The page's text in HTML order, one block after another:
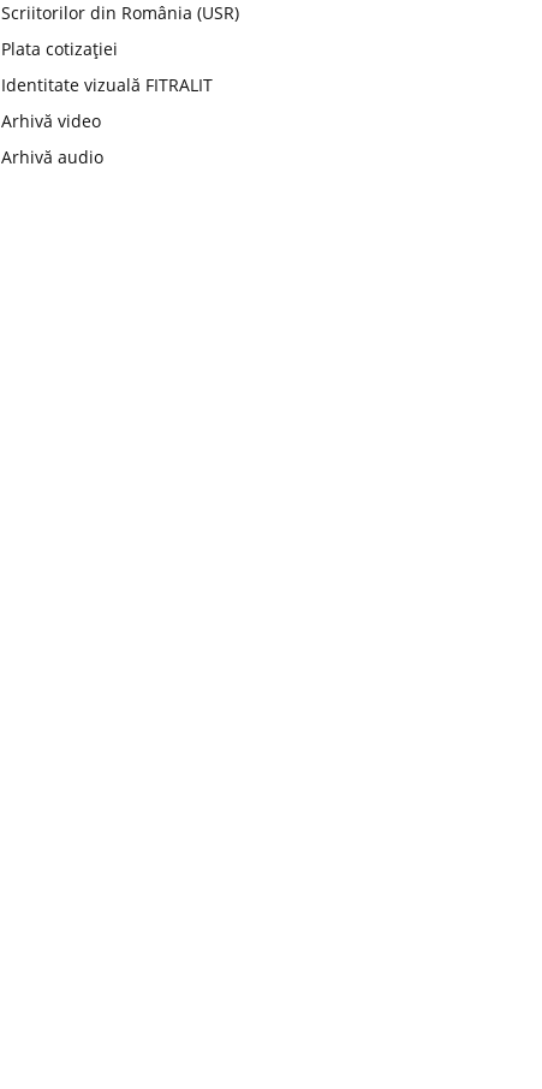
Scriitorilor din România (USR)
Plata cotizației
Identitate vizuală FITRALIT
Arhivă video
Arhivă audio